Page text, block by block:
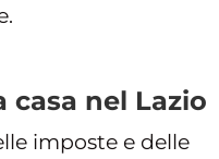
casa nel Lazio
imposte e delle